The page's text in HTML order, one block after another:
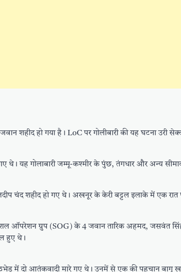
शहीद हो गया है। LoC पर गोलीबारी की यह घटना उरी
थे। यह गोलाबारी जम्मू-कश्मीर के पुंछ, तंगधार और अन्य
चंद शहीद हो गए थे। अखनूर के केरी बट्टल इलाके में एक रात
ऑपरेशन ग्रुप (SOG) के 4 जवान तारिक अहमद, जसवंत
हुए थे।
में दो आतंकवादी मारे गए थे। उनमें से एक की पहचान बागू